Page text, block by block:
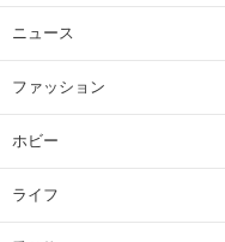
ニュース
ファッション
ホビー
ライフ